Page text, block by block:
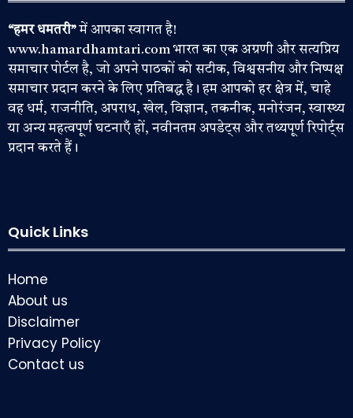
“हमर धमतरी”में आपका स्वागत है!
www.hamardhamtari.com भारत का एक अग्रणी और सत्यप्रिय
समाचार पोर्टल है, जो अपने पाठकों को सटीक, विश्वसनीय और निष्पक्ष
समाचार प्रदान करने के लिए प्रतिबद्ध है। हम आपको हर क्षेत्र में, चाहे
वह धर्म, राजनीति, अपराध, खेल, विज्ञान, तकनीक, मनोरंजन, स्वास्थ्य
या अन्य महत्वपूर्ण घटनाएँ हों, नवीनतम अपडेट्स और तथ्यपूर्ण रिपोर्ट्स
प्रदान करते हैं।
Quick Links
Home
About us
Disclaimer
Privacy Policy
Contact us